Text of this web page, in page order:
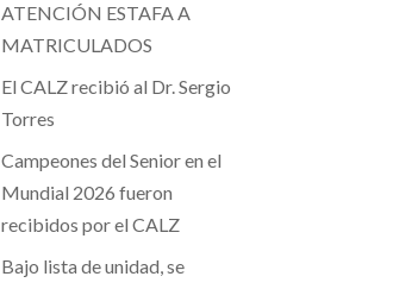
ATENCIÓN ESTAFA A
MATRICULADOS
El CALZ recibió al Dr. Sergio
Torres
Campeones del Senior en el
Mundial 2026 fueron
recibidos por el CALZ
Bajo lista de unidad, se